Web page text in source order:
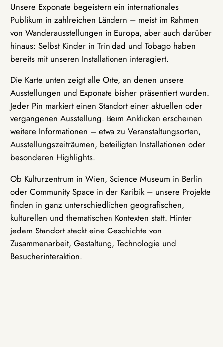
Unsere Exponate begeistern ein internationales
Publikum in zahlreichen Ländern – meist im Rahmen
von Wanderausstellungen in Europa, aber auch darüber
hinaus: Selbst Kinder in Trinidad und Tobago haben
bereits mit unseren Installationen interagiert.
Die Karte unten zeigt alle Orte, an denen unsere
Ausstellungen und Exponate bisher präsentiert wurden.
Jeder Pin markiert einen Standort einer aktuellen oder
vergangenen Ausstellung. Beim Anklicken erscheinen
weitere Informationen – etwa zu Veranstaltungsorten,
Ausstellungszeiträumen, beteiligten Installationen oder
besonderen Highlights.
Ob Kulturzentrum in Wien, Science Museum in Berlin
oder Community Space in der Karibik – unsere Projekte
finden in ganz unterschiedlichen geografischen,
kulturellen und thematischen Kontexten statt. Hinter
jedem Standort steckt eine Geschichte von
Zusammenarbeit, Gestaltung, Technologie und
Besucherinteraktion.